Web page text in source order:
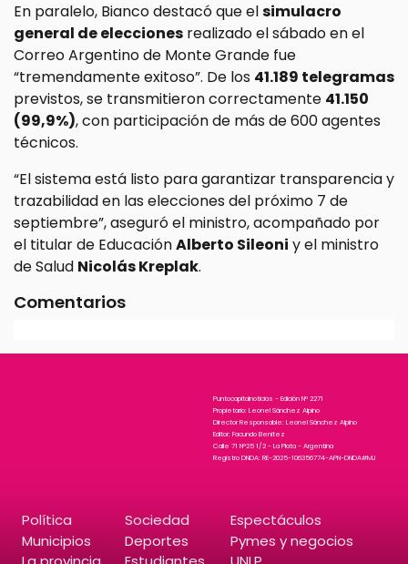
En paralelo, Bianco destacó que elsimulacro
general de elecciones realizado el sábado en el
Correo Argentino de Monte Grande fue
“tremendamente exitoso”. De los 41.189 telegramas
previstos, se transmitieron correctamente 41.150
(99,9%), con participación de más de 600 agentes
técnicos.
“El sistema está listo para garantizar transparencia y
trazabilidad en las elecciones del próximo 7 de
septiembre”, aseguró el ministro, acompañado por
el titular de EducaciónAlberto Sileoni y el ministro
de Salud Nicolás Kreplak.
Comentarios
Puntocapitalnoticias - Edición N° 2271
Propietario: Leonel Sánchez Alpino
Director Responsable: Leonel Sánchez Alpino
Editor: Facundo Benitez
Calle 71 N°25 1/2 - La Plata - Argentina
Registro DNDA: RE-2025-106356774-APN-DNDA#MJ
Política
Municipios
Sociedad
Deportes
Espectáculos
Pymes y negocios